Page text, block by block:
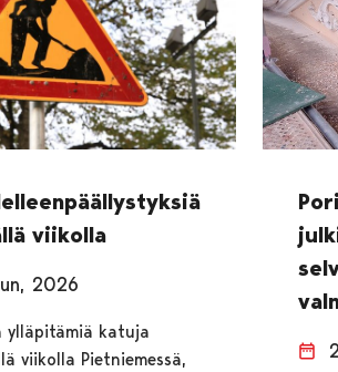
viikolla
2026
ylläpitämiä katuja
viikolla Pietniemessä,